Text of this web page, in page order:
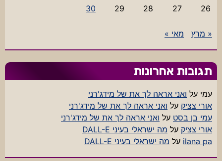
26
27
28
29
30
« מרץ מאי »
תגובות אחרונות
עמי על ואני אראה לך את של מידג'רני
אורי צציק על ואני אראה לך את של מידג'רני
עמי בן בסט על ואני אראה לך את של מידג'רני
אורי צציק על מה ישראלי בעיני DALL-E
ilana pa על מה ישראלי בעיני DALL-E